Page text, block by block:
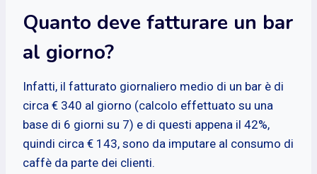
Quanto deve fatturare un bar
al giorno?
Infatti, il fatturato giornaliero medio di un bar è di
circa € 340 al giorno (calcolo effettuato su una
base di 6 giorni su 7) e di questi appena il 42%,
quindi circa € 143, sono da imputare al consumo di
caffè da parte dei clienti.